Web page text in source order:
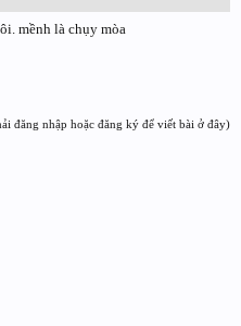
mềnh là chụy mòa
đăng nhập hoặc đăng ký để viết bài ở đây)